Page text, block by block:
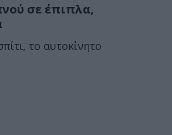
σε έπιπλα,
το αυτοκίνητο